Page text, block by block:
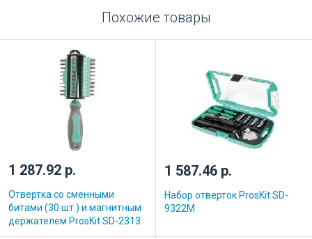
Похожие товары
1 287.92 р.
Отвертка со сменными
битами (30 шт.) и магнитным
держателем ProsKit SD-2313
1 587.46 р.
Набор отверток ProsKit SD-
9322M